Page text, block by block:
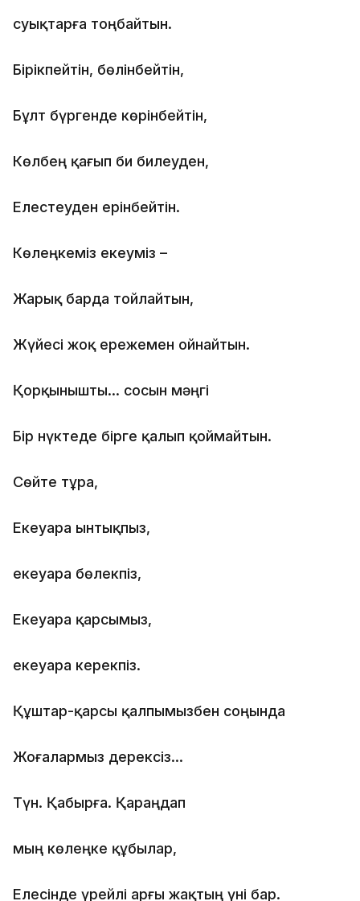
суықтарға тоңбайтын.
Бірікпейтін, бөлінбейтін,
Бұлт бүргенде көрінбейтін,
Көлбең қағып би билеуден,
Елестеуден ерінбейтін.
Көлеңкеміз екеуміз –
Жарық барда тойлайтын,
Жүйесі жоқ ережемен ойнайтын.
Қорқынышты… сосын мәңгі
Бір нүктеде бірге қалып қоймайтын.
Сөйте тұра,
Екеуара ынтықпыз,
екеуара бөлекпіз,
Екеуара қарсымыз,
екеуара керекпіз.
Құштар-қарсы қалпымызбен соңында
Жоғалармыз дерексіз…
Түн. Қабырға. Қараңдап
мың көлеңке құбылар,
Елесінде үрейлі арғы жақтың үні бар.